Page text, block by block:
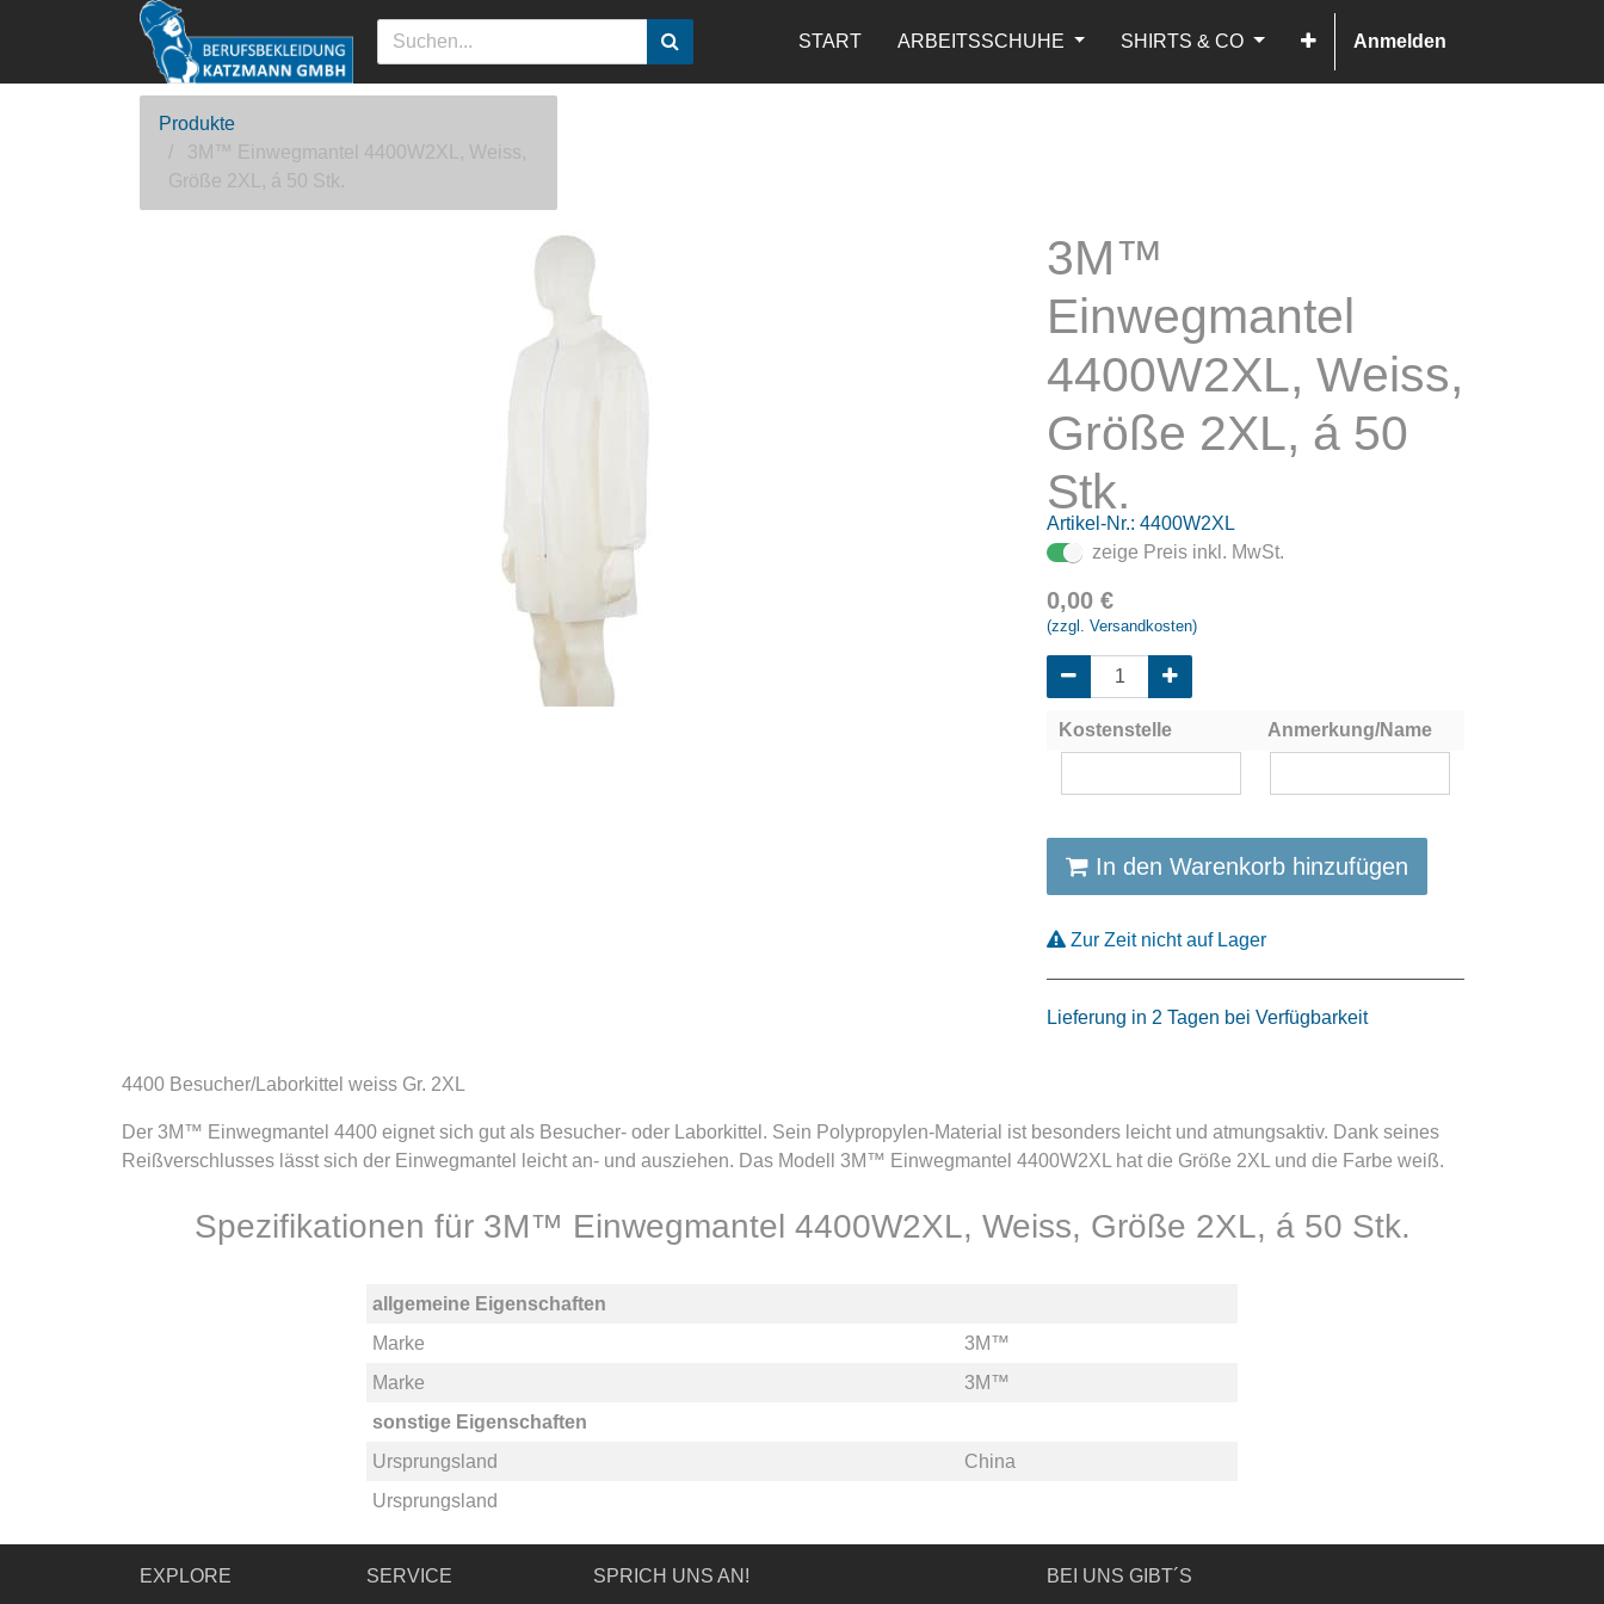
START ARBEITSSCHUHE SHIRTS & CO Anmelden
Produkte
3M™ Einwegmantel 4400W2XL, Weiss,
Größe 2XL, á 50 Stk.
3M™
Einwegmantel
4400W2XL, Weiss,
Größe 2XL, á 50
Stk.
Artikel-Nr.: 4400W2XL
zeige Preis inkl. MwSt.
0,00 €
(zzgl. Versandkosten)
Kostenstelle Anmerkung/Name
In den Warenkorb hinzufügen
Zur Zeit nicht auf Lager
Lieferung in 2 Tagen bei Verfügbarkeit
4400 Besucher/Laborkittel weiss Gr. 2XL
Der 3M™ Einwegmantel 4400 eignet sich gut als Besucher- oder Laborkittel. Sein Polypropylen-Material ist besonders leicht und atmungsaktiv. Dank seines
Reißverschlusses lässt sich der Einwegmantel leicht an- und ausziehen. Das Modell 3M™ Einwegmantel 4400W2XL hat die Größe 2XL und die Farbe weiß.
Spezifikationen für 3M™ Einwegmantel 4400W2XL, Weiss, Größe 2XL, á 50 Stk.
allgemeine Eigenschaften
Marke
3M™
Marke
3M™
sonstige Eigenschaften
Ursprungsland
China
Ursprungsland
EXPLORE
SERVICE
SPRICH UNS AN!
BEI UNS GIBT´S